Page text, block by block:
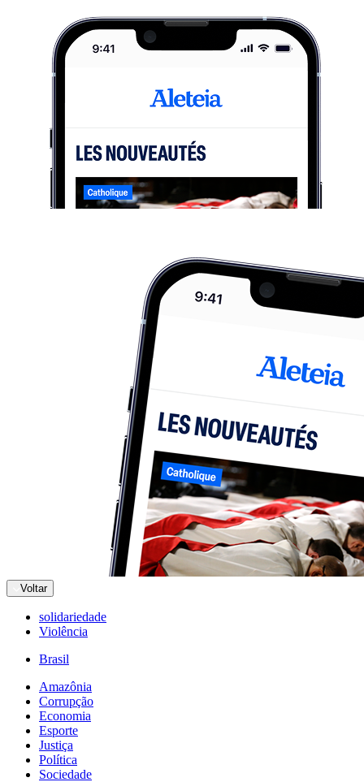
Voltar
solidariedade
Violência
Brasil
Amazônia
Corrupção
Economia
Esporte
Justiça
Política
Sociedade